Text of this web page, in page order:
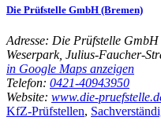
Die Prüfstelle GmbH (Bremen)
Adresse: Die Prüfstelle
Weserpark, Julius-Faucher-
in Google Maps anzeigen
Telefon: 0421-40943950
Website: www.die-
KfZ-Prüfstellen,